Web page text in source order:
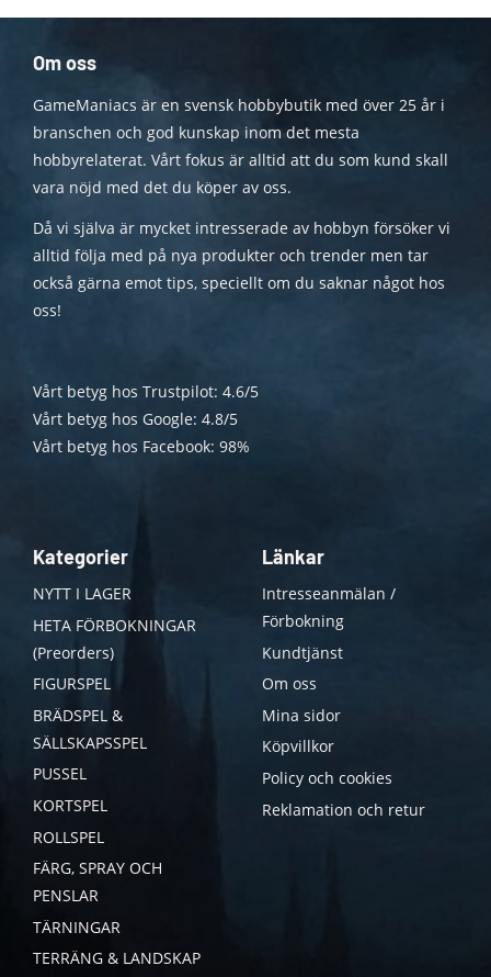
Om oss
GameManiacs är en svensk hobbybutik med över 25 år i
branschen och god kunskap inom det mesta
hobbyrelaterat. Vårt fokus är alltid att du som kund skall
vara nöjd med det du köper av oss.
Då vi själva är mycket intresserade av hobbyn försöker vi
alltid följa med på nya produkter och trender men tar
också gärna emot tips, speciellt om du saknar något hos
oss!
Vårt betyg hos Trustpilot: 4.6/5
Vårt betyg hos Google: 4.8/5
Vårt betyg hos Facebook: 98%
Kategorier
NYTT I LAGER
HETA FÖRBOKNINGAR
(Preorders)
FIGURSPEL
BRÄDSPEL &
SÄLLSKAPSSPEL
PUSSEL
KORTSPEL
ROLLSPEL
FÄRG, SPRAY OCH
PENSLAR
TÄRNINGAR
TERRÄNG & LANDSKAP
Länkar
Intresseanmälan /
Förbokning
Kundtjänst
Om oss
Mina sidor
Köpvillkor
Policy och cookies
Reklamation och retur